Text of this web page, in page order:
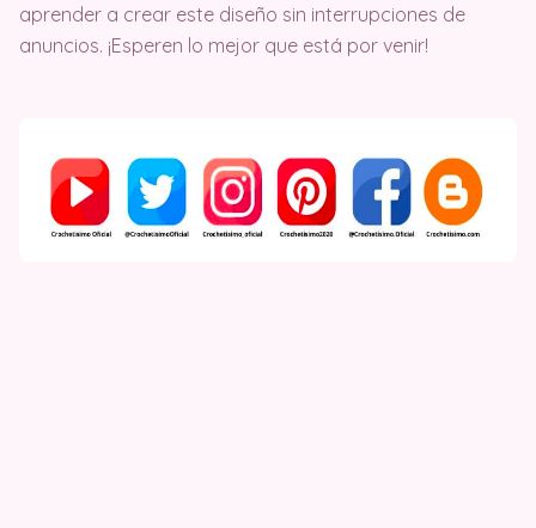
aprender a crear este diseño sin interrupciones de
anuncios. ¡Esperen lo mejor que está por venir!